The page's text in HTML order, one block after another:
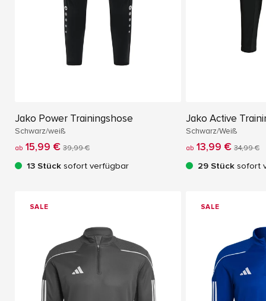
Jako Power Trainingshose
Schwarz/weiß
ab 15,99 € 39,99 €
13 Stück sofort verfügbar
Jako Active
Schwarz/Weiß
ab 13,99 € 34,99 €
29 Stück sofort
SALE SALE